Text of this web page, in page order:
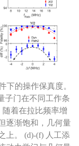
下的操作保真度。
子门在不同工作条
随着在拉比频率增
逐渐饱和，几何量
上。 (d)-(f) 人工添